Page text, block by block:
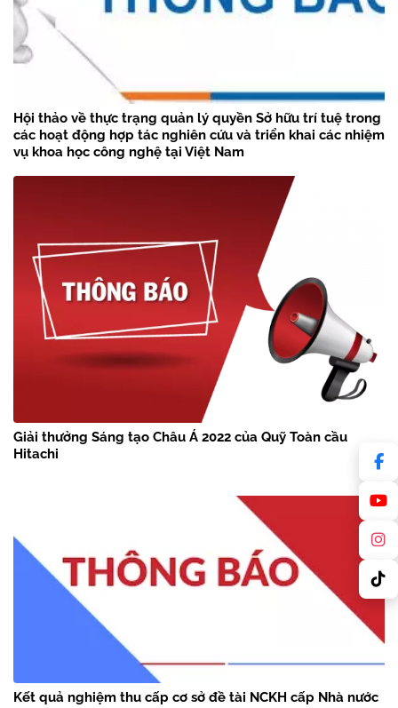
Hội thảo về thực trạng quản lý quyền Sở hữu trí tuệ trong
các hoạt động hợp tác nghiên cứu và triển khai các nhiệm
vụ khoa học công nghệ tại Việt Nam
Giải thưởng Sáng tạo Châu Á 2022 của Quỹ Toàn cầu
Hitachi
Kết quả nghiệm thu cấp cơ sở đề tài NCKH cấp Nhà nước